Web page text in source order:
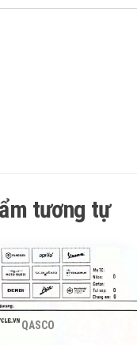
tương tự
QASCO